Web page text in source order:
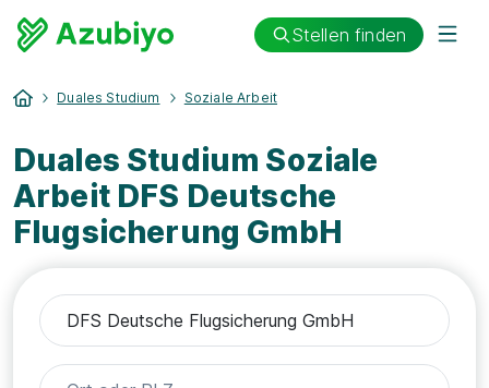
Stellen finden
Duales Studium Soziale Arbeit
Duales Studium Soziale
Arbeit DFS Deutsche
Flugsicherung GmbH